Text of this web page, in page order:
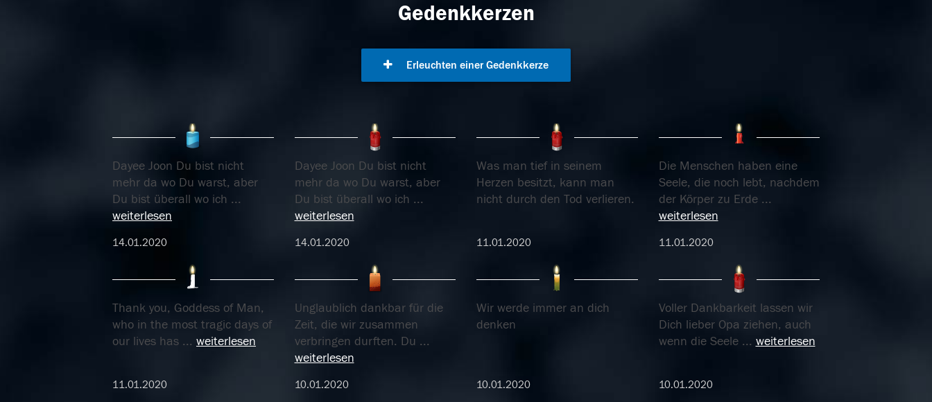
Gedenkkerzen
Erleuchten einer Gedenkkerze
Dayee Joon Du bist nicht
mehr da wo Du warst, aber
Du bist überall wo ich ...
weiterlesen
14.01.2020
Dayee Joon Du bist nicht
mehr da wo Du warst, aber
Du bist überall wo ich ...
weiterlesen
14.01.2020
Was man tief in seinem
Herzen besitzt, kann man
nicht durch den Tod verlieren.
11.01.2020
Die Menschen haben eine
Seele, die noch lebt, nachdem
der Körper zu Erde ...
weiterlesen
11.01.2020
Thank you, Goddess of Man,
who in the most tragic days of
our lives has ... weiterlesen
11.01.2020
Unglaublich dankbar für die
Zeit, die wir zusammen
verbringen durften. Du ...
weiterlesen
10.01.2020
Wir werde immer an dich
denken
10.01.2020
Voller Dankbarkeit lassen wir
Dich lieber Opa ziehen, auch
wenn die Seele ... weiterlesen
10.01.2020